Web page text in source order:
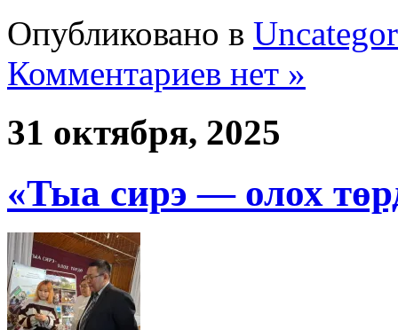
Опубликовано в
Комментариев нет »
31 октября, 2025
«Тыа сирэ — олох